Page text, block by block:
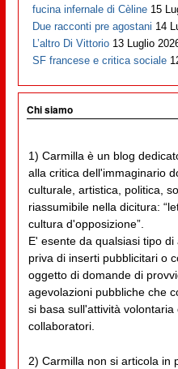
fucina infernale di Cèline 15
Due racconti pre agostani 14
L’altro Di Vittorio 13 Luglio
SF francese e critica sociale
Chi siamo
1) Carmilla è un blog
alla critica dell'immaginario
culturale, artistica, politica,
riassumibile nella dicitura:
cultura d'opposizione”.
E' esente da qualsiasi tipo
priva di inserti pubblicitari o
oggetto di domande di
agevolazioni pubbliche che
si basa sull'attività
collaboratori.
2) Carmilla non si articola in